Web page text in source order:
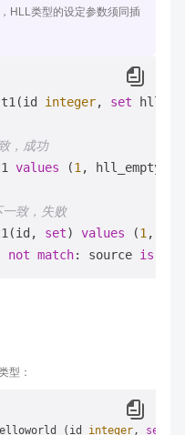
HLL类型的设定参数须同插
t1(id integer, set hll(
，成功
values (1 , hll_empty(
致，失败
set) values (1 ,
not match: source is
型：
(id integer, set